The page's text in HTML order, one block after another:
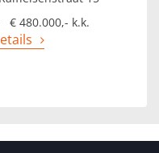
€ 480.000,- k.k.